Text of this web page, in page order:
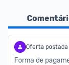
Oferta
Forma de